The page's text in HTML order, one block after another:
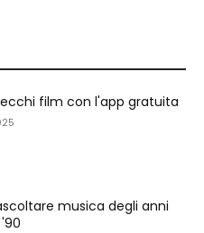
film con l'app gratuita
musica degli anni